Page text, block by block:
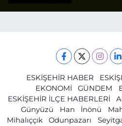
ESKİŞEHİR HABER
EKONOMİ
GÜNDEM
ESKİŞEHİR İLÇE HABERLERİ
Günyüzü
Han İnönü
Mihalıççık
Odunpazarı